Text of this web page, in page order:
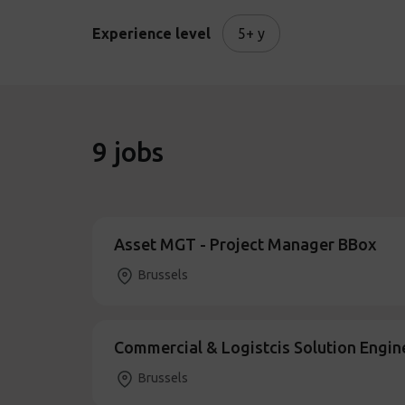
Experience level 5+ y
9 jobs
Asset MGT - Project Manager BBox
Brussels
Commercial & Logistcis Solution
Brussels